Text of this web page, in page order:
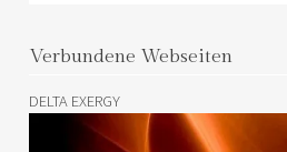
Verbundene Webseiten
DELTA EXERGY